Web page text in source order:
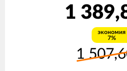
1
экономия
7%
1